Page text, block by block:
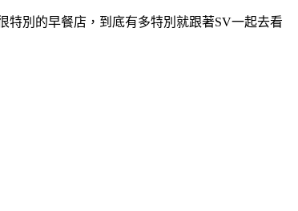
特別的早餐店，到底有多特別就跟著SV一起去看